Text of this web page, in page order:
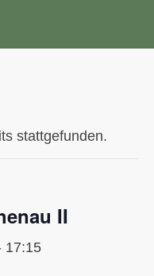
stattgefunden.
II
17:15